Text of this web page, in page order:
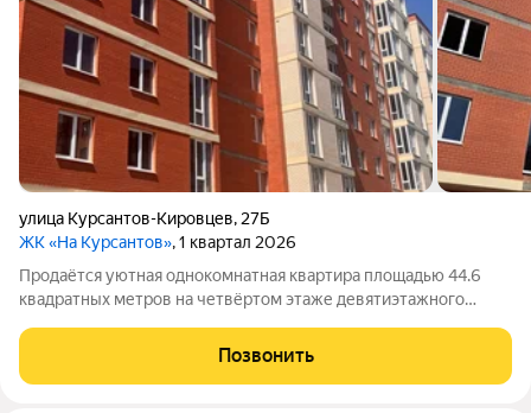
улица Курсантов-Кировцев, 27Б
ЖК «На Курсантов», 1 квартал 2026
Продаётся уютная однокомнатная квартира площадью 44.6
квадратных метров на четвёртом этаже девятиэтажного
рядом с такими объектами инфраструктуры, как супермаркеты
"Магнит", "Пятёрочка" и
Позвонить